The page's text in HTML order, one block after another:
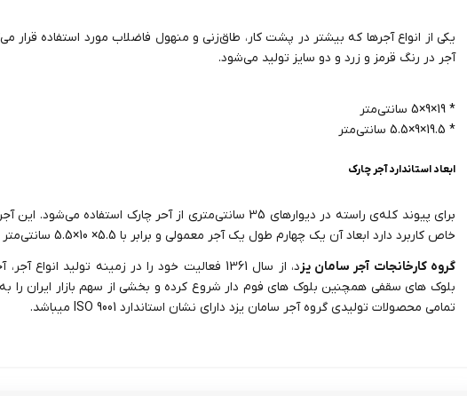
یکی از انواع آجرها که بیشتر در پشت کار، طاق‌زنی و منهول فاضلاب مورد استفاده قرار
آجر در رنگ‌ قرمز و زرد و دو سایز تولید می‌شود.
* 19×9×5 سانتی‌متر
* 19.5×9×5.5 سانتی‌متر
ابعاد استاندارد آجر چارک
برای پیوند کله‌ی راسته در دیوارهای 35 سانتی‌متری از آحر چارک
خاص کاربرد دارد ابعاد آن یک چهارم طول یک آجر معمولی و برابر با 5.5× 10×5.5 سانتی‌متر است.
گروه کارخانجات آجر سامان یزد
، از سال 1361 فعالیت خود را در زمینه تولید
بلوک های سقفی همچنین بلوک های فوم دار شروع کرده و بخشی از سهم بازار ایران
تمامی محصولات تولیدی گروه آجر سامان یزد دارای نشان استاندارد ISO 9001 میباشد.